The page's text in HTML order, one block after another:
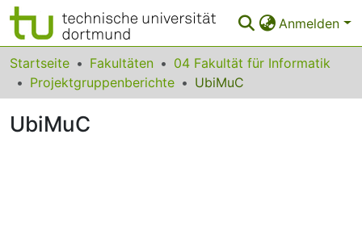
Anmelden
Bereiche & Sammlungen
Das gesamte Repositorium
Statistiken
Startseite Fakultäten
04 Fakultät für Informatik
Projektgruppenberichte
UbiMuC
UbiMuC